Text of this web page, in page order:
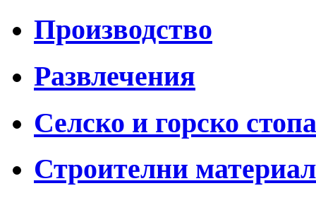
Производство
Развлечения
Селско и горско
Строителни